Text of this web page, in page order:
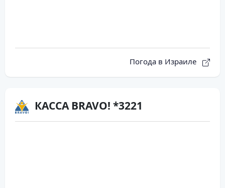
Погода в Израиле
КАССА BRAVO! *3221